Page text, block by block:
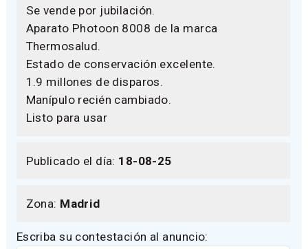
Se vende por jubilación.
Aparato Photoon 8008 de la marca
Thermosalud.
Estado de conservación excelente.
1.9 millones de disparos.
Manípulo recién cambiado.
Listo para usar
Publicado el día: 18-08-25
Zona: Madrid
Escriba su contestación al anuncio: